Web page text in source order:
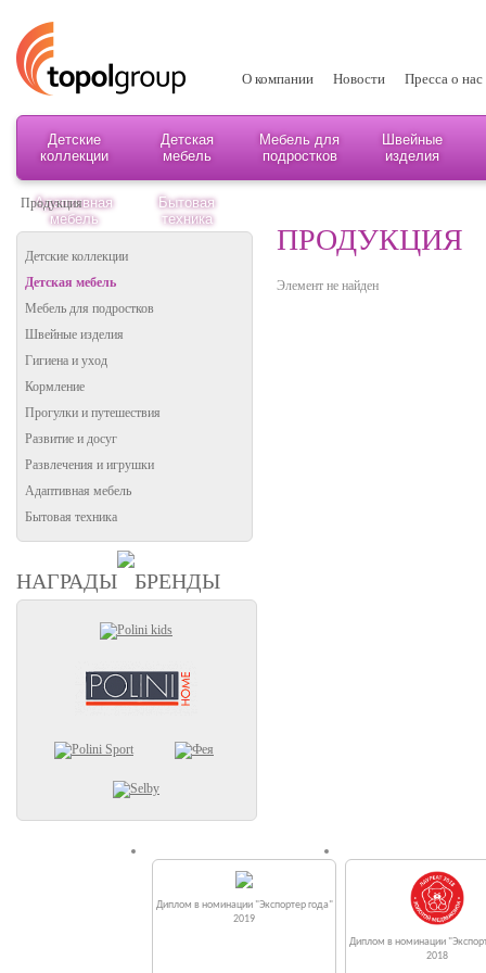
О компании Новости Пресса о нас
Детские
коллекции
Детская
мебель
Мебель для
подростков
Швейные
изделия
Адаптивная
мебель
Бытовая
техника
Продукция
Детские коллекции
Детская мебель
Мебель для подростков
Швейные изделия
Гигиена и уход
Кормление
Прогулки и путешествия
Развитие и досуг
Развлечения и игрушки
Адаптивная мебель
Бытовая техника
НАГРАДЫ БРЕНДЫ
ПРОДУКЦИЯ
Элемент не найден
Диплом в номинации "Экспортер года"
2019
Диплом в номинации
2018